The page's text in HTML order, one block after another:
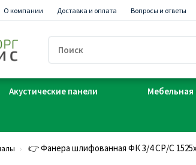
О компании Доставка и оплата Вопросы и ответы
Акустические панели Мебельная
👉 Фанера шлифованная ФК 3/4 СР/С